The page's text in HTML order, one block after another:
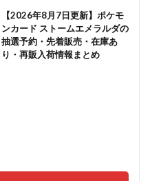
【2026年8月7日更新】ポケモ
ンカード ストームエメラルダの
抽選予約・先着販売・在庫あ
り・再販入荷情報まとめ